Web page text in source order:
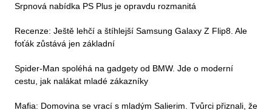
Srpnová nabídka PS Plus je opravdu rozmanitá
Recenze: Ještě lehčí a štíhlejší Samsung Galaxy Z Flip8. Ale
foťák zůstává jen základní
Spider-Man spoléhá na gadgety od BMW. Jde o moderní
cestu, jak nalákat mladé zákazníky
Mafia: Domovina se vrací s mladým Salierim. Tvůrci přiznali, že